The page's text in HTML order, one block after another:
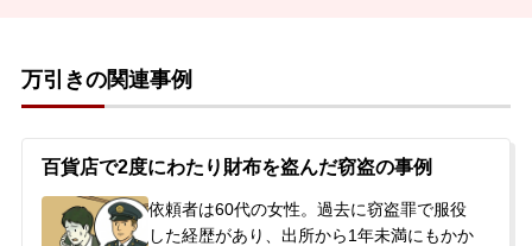
万引きの関連事例
百貨店で2度にわたり財布を盗んだ窃盗の事例
依頼者は60代の女性。過去に窃盗罪で服役
した経歴があり、出所から1年未満にもかか